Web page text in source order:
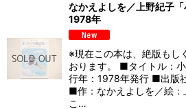
なかえよしを／上野紀子「
1978年
※現在この本は、絶版もし
おります。 ■タイトル：
行年：1978年発行 ■出版
■作：なかえよしを／絵：
こ…